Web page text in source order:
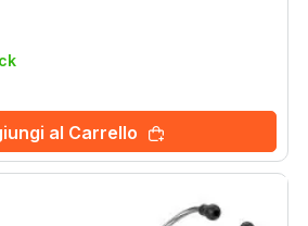
al Carrello